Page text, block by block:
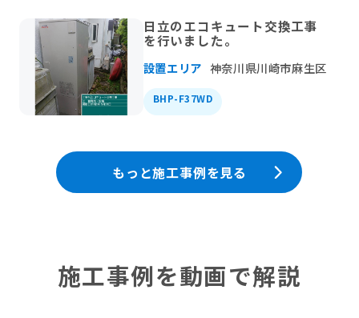
日立のエコキュート交換工事
を行いました。
設置エリア 神奈川県川崎市麻生区
BHP-F37WD
もっと施工事例を見る
施工事例を動画で解説